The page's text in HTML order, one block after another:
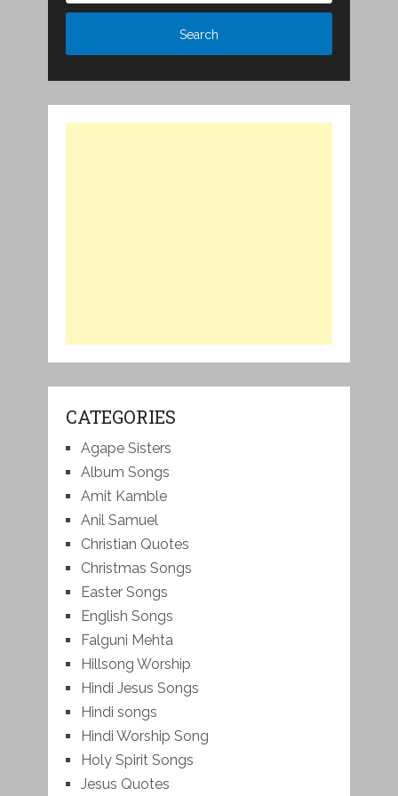
CATEGORIES
Agape Sisters
Album Songs
Amit Kamble
Anil Samuel
Christian Quotes
Christmas Songs
Easter Songs
English Songs
Falguni Mehta
Hillsong Worship
Hindi Jesus Songs
Hindi songs
Hindi Worship Song
Holy Spirit Songs
Jesus Quotes